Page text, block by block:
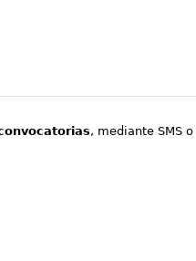
, mediante SMS